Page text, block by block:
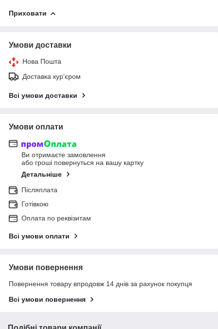
Приховати
Умови доставки
Нова Пошта
Доставка кур'єром
Всі умови доставки
Умови оплати
Ви отримаєте замовлення
або гроші повернуться на вашу картку
Детальніше
Післяплата
Готівкою
Оплата по реквізитам
Всі умови оплати
Умови повернення
Повернення товару впродовж 14 днів за рахунок покупця
Всі умови повернення